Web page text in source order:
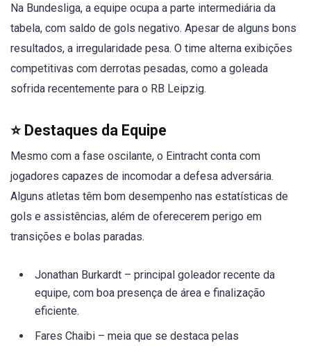
Na Bundesliga, a equipe ocupa a parte intermediária da
tabela, com saldo de gols negativo. Apesar de alguns bons
resultados, a irregularidade pesa. O time alterna exibições
competitivas com derrotas pesadas, como a goleada
sofrida recentemente para o RB Leipzig.
⭐ Destaques da Equipe
Mesmo com a fase oscilante, o Eintracht conta com
jogadores capazes de incomodar a defesa adversária.
Alguns atletas têm bom desempenho nas estatísticas de
gols e assistências, além de oferecerem perigo em
transições e bolas paradas.
Jonathan Burkardt – principal goleador recente da
equipe, com boa presença de área e finalização
eficiente.
Fares Chaibi – meia que se destaca pelas